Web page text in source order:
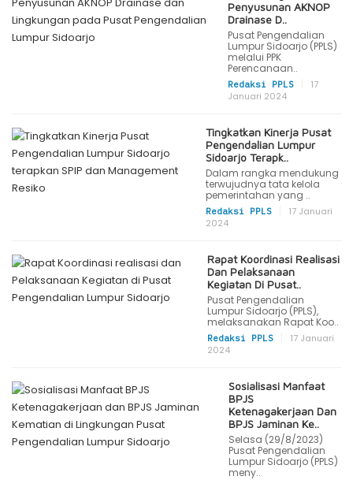
Penyusunan AKNOP
Drainase D..
Pusat Pengendalian
Lumpur Sidoarjo (PPLS)
melalui PPK
Perencanaan..
Redaksi PPLS
17
Januari 2024
Tingkatkan Kinerja Pusat
Pengendalian Lumpur
Sidoarjo Terapk..
Dalam rangka mendukung
terwujudnya tata kelola
pemerintahan yang ..
Redaksi PPLS
17 Januari
2024
Rapat Koordinasi Realisasi
Dan Pelaksanaan
Kegiatan Di Pusat..
Pusat Pengendalian
Lumpur Sidoarjo (PPLS),
melaksanakan Rapat Koo..
Redaksi PPLS
17 Januari
2024
Sosialisasi Manfaat
BPJS
Ketenagakerjaan Dan
BPJS Jaminan Ke..
Selasa (29/8/2023)
Pusat Pengendalian
Lumpur Sidoarjo (PPLS)
meny..